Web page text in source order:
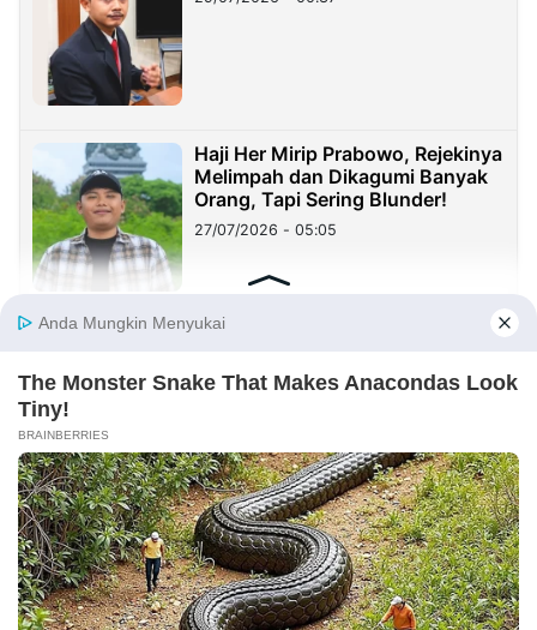
Haji Her Mirip Prabowo, Rejekinya
Melimpah dan Dikagumi Banyak
Orang, Tapi Sering Blunder!
27/07/2026 - 05:05
Tantangan
Sekolah Harus Berhenti Mengajar
untuk Nilai, Mulai Mendidik untuk
Kehidupan
23/07/2026 - 19:59